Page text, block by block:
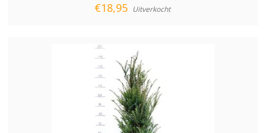
€18,95 Uitverkocht